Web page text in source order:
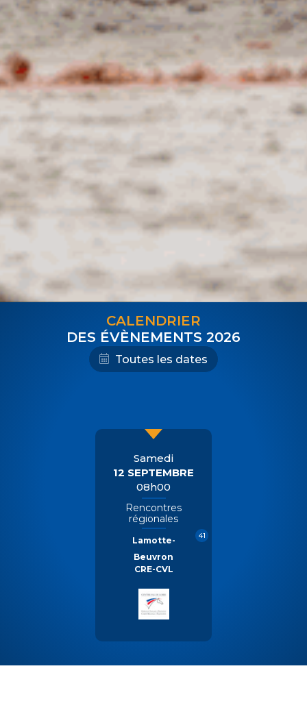
CALENDRIER
DES ÉVÈNEMENTS 2026
Toutes les dates
Samedi
12 SEPTEMBRE
08h00
Rencontres
régionales
Lamotte-
Beuvron
41
CRE-CVL